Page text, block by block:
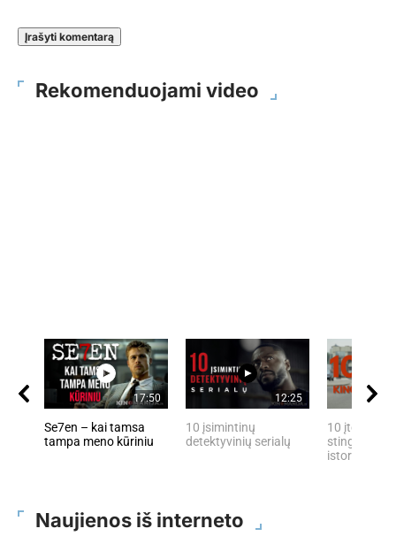
Rekomenduojami video
17:50
Se7en – kai tamsa
tampa meno kūriniu
12:25
10 įsimintinų
detektyvinių serialų
10 įtemptų,
stingdančių
istorijų
Naujienos iš interneto